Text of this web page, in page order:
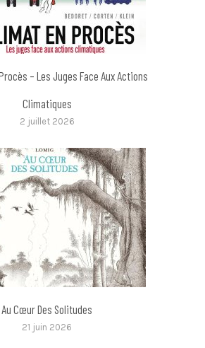
– Les Juges Face Aux Actions
Climatiques
2 juillet 2026
Au Cœur Des Solitudes
21 juin 2026